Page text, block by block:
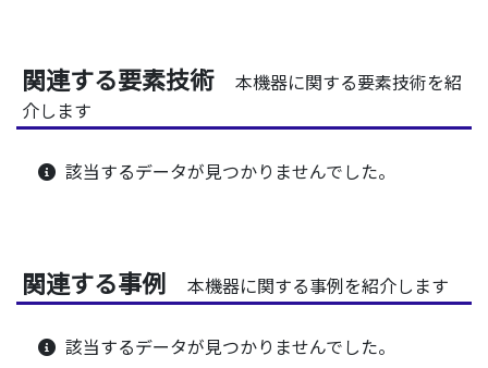
関連する要素技術
本機器に関する要素技術を紹
介します
該当するデータが見つかりませんでした。
関連する事例 本機器に関する事例を紹介します
該当するデータが見つかりませんでした。